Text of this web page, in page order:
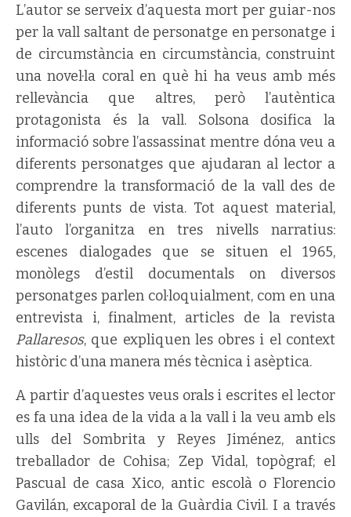
L’autor se serveix d’aquesta mort per guiar-nos
per la vall saltant de personatge en personatge i
de circumstància en circumstància, construint
una novel·la coral en què hi ha veus amb més
rellevància que altres, però l’autèntica
protagonista és la vall. Solsona dosifica la
informació sobre l’assassinat mentre dóna veu a
diferents personatges que ajudaran al lector a
comprendre la transformació de la vall des de
diferents punts de vista. Tot aquest material,
l’auto l’organitza en tres nivells narratius:
escenes dialogades que se situen el 1965,
monòlegs d’estil documentals on diversos
personatges parlen col·loquialment, com en una
entrevista i, finalment, articles de la revista
Pallaresos, que expliquen les obres i el context
històric d’una manera més tècnica i asèptica.
A partir d’aquestes veus orals i escrites el lector
es fa una idea de la vida a la vall i la veu amb els
ulls del Sombrita y Reyes Jiménez, antics
treballador de Cohisa; Zep Vidal, topògraf; el
Pascual de casa Xico, antic escolà o Florencio
Gavilán, excaporal de la Guàrdia Civil. I a través